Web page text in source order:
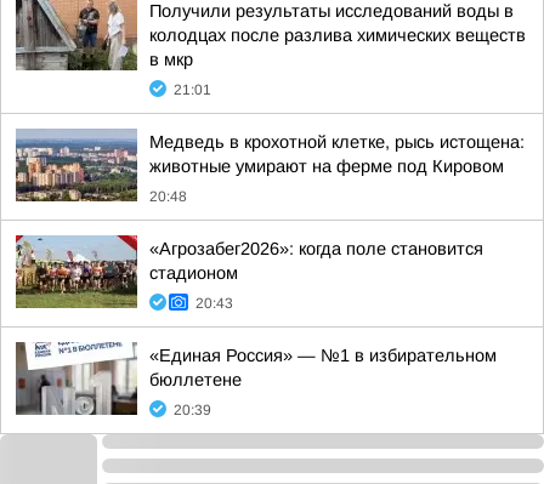
Получили результаты исследований воды в
колодцах после разлива химических веществ
в мкр
21:01
Медведь в крохотной клетке, рысь истощена:
животные умирают на ферме под Кировом
20:48
«Агрозабег2026»: когда поле становится
стадионом
20:43
«Единая Россия» — №1 в избирательном
бюллетене
20:39